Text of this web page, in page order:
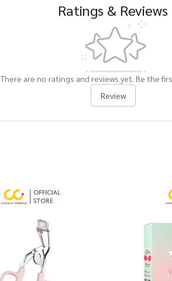
Ratings & Reviews
There are no ratings and reviews yet. Be the
Review